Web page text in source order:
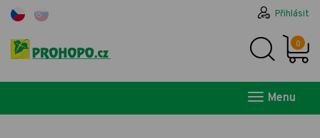
Přihlásit
0
Menu